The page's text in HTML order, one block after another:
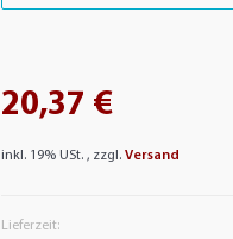
20,37 €
inkl. 19% USt. , zzgl. Versand
Lieferzeit: